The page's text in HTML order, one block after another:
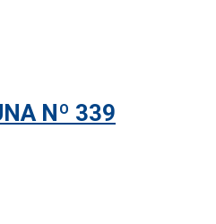
Nº 339